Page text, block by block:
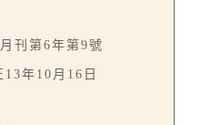
刊第6年第9號
13年10月16日